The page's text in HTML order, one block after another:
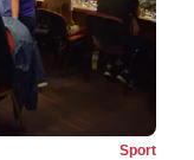
Sport